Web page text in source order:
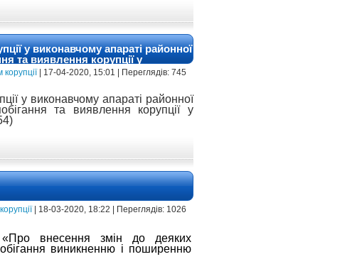
у виконавчому апараті районної
та виявлення корупції у
| 17-04-2020, 15:01 | Переглядів: 745
у виконавчому апараті районної
та виявлення корупції у
| 18-03-2020, 18:22 | Переглядів: 1026
внесення змін до деяких
виникненню і поширенню